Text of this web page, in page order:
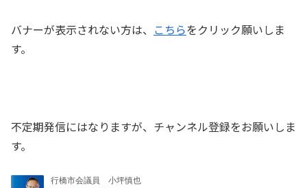
バナーが表示されない方は、 こちらをクリック願いしま
す。
不定期発信にはなりますが、チャンネル登録をお願いしま
す。